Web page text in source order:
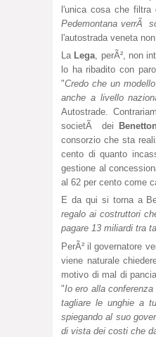
l'unica cosa che
Pedemontana verrÃ
l'autostrada veneta
La Lega, perÃ², non
lo ha ribadito con
"Credo che un
anche a livello
Autostrade.
societÃ dei
Benetton
consorzio che sta
cento di quanto
gestione al
al 62 per cento come
E da qui si torna a
regalo ai costruttori
pagare 13 miliardi tra
PerÃ² il governatore
viene naturale
motivo di mal di
"Io ero alla
tagliare le unghie a
spiegando al suo
di vista dei costi che